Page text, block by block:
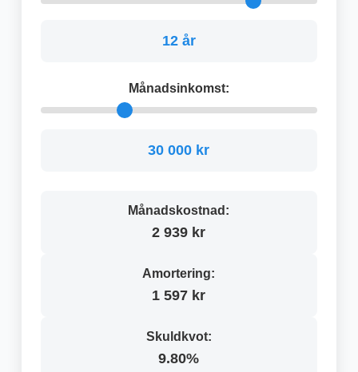
12 år
Månadsinkomst:
30 000 kr
Månadskostnad:
2 939 kr
Amortering:
1 597 kr
Skuldkvot:
9.80%